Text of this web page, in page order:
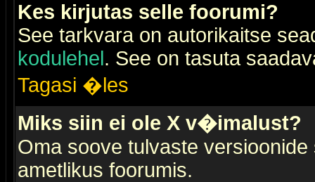
Kes kirjutas selle foorumi?
See tarkvara on autorikaitse
kodulehel. See on tasuta
Tagasi �les
Miks siin ei ole X v�imalust?
Oma soove tulvaste
ametlikus foorumis.